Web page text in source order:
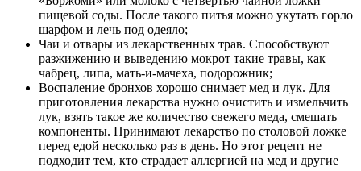
пищевой соды. После такого питья можно укутать горло
шарфом и лечь под одеяло;
Чаи и отвары из лекарственных трав. Способствуют
разжижению и выведению мокрот такие травы, как
чабрец, липа, мать-и-мачеха, подорожник;
Воспаление бронхов хорошо снимает мед и лук. Для
приготовления лекарства нужно очистить и измельчить
лук, взять такое же количество свежего меда, смешать
компоненты. Принимают лекарство по столовой ложке
перед едой несколько раз в день. Но этот рецепт не
подходит тем, кто страдает аллергией на мед и другие